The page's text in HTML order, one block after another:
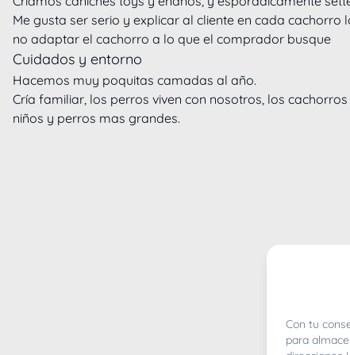
Me gusta ser serio y explicar al cliente en cada cachorro
no adaptar el cachorro a lo que el comprador busque
Cuidados y entorno
Hacemos muy poquitas camadas al año.
Cría familiar, los perros viven con nosotros, los
niños y perros mas grandes.
Con tu
para